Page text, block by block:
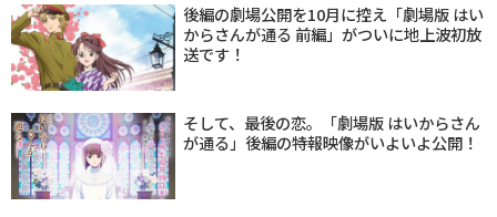
後編の劇場公開を10月に控え「劇場版 はい
からさんが通る 前編」がついに地上波初放
送です！
そして、最後の恋。「劇場版 はいからさん
が通る」後編の特報映像がいよいよ公開！